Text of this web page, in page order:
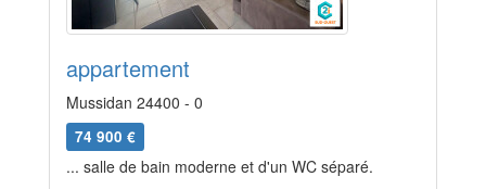
appartement
Mussidan 24400 - 0
74 900 €
... salle de bain moderne et d'un WC séparé.